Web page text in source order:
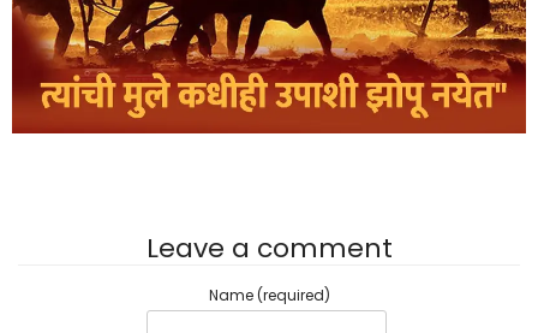
Leave a comment
Name (required)